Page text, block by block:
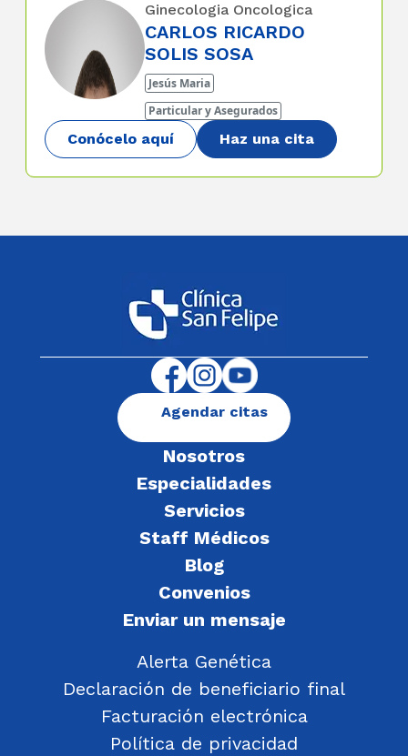
Ginecologia Oncologica
CARLOS RICARDO
SOLIS SOSA
Jesús Maria
Particular y Asegurados
Conócelo aquí Haz una cita
Nosotros
Especialidades
Servicios
Staff Médicos
Blog
Convenios
Enviar un mensaje
Alerta Genética
Declaración de beneficiario final
Facturación electrónica
Política de privacidad
Agendar citas